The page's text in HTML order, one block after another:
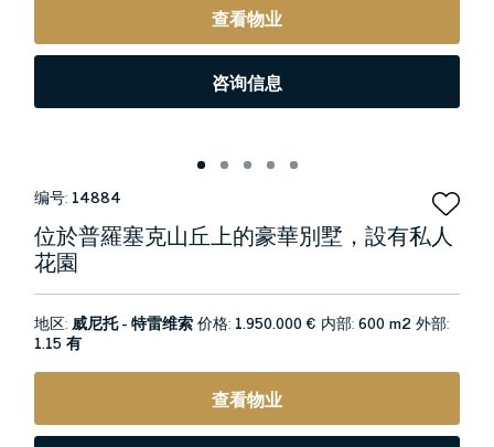
查看物业
咨询信息
编号: 14884
位於普羅塞克山丘上的豪華別墅，設有私人
花園
地区:威尼托 - 特雷维索价格: 1.950.000 € 内部:600 m2外部:
1.15 有
查看物业